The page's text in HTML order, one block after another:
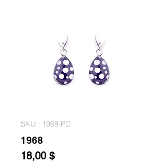
SKU : 1968-PD
1968
18,00 $Prix